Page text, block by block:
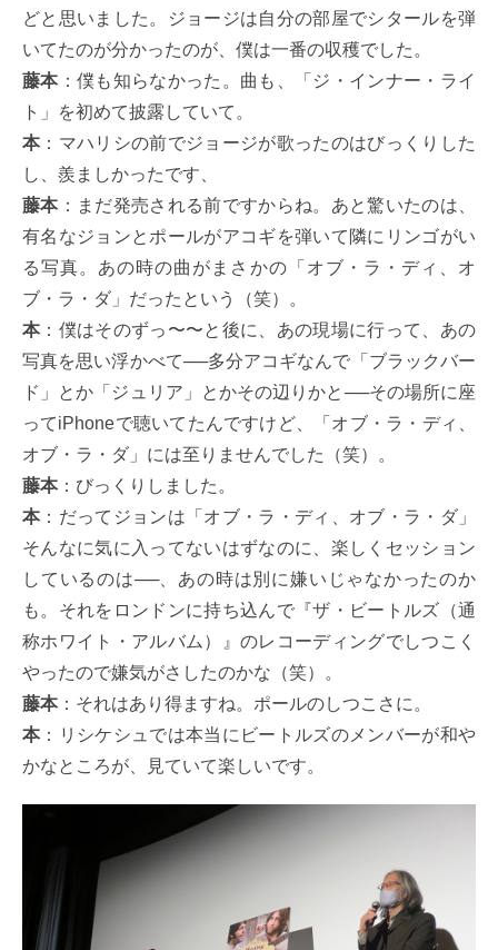
どと思いました。ジョージは自分の部屋でシタールを弾
いてたのが分かったのが、僕は一番の収穫でした。
藤本：僕も知らなかった。曲も、「ジ・インナー・ライ
ト」を初めて披露していて。
本：マハリシの前でジョージが歌ったのはびっくりした
し、羨ましかったです、
藤本：まだ発売される前ですからね。あと驚いたのは、
有名なジョンとポールがアコギを弾いて隣にリンゴがい
る写真。あの時の曲がまさかの「オブ・ラ・ディ、オ
ブ・ラ・ダ」だったという（笑）。
本：僕はそのずっ〜〜と後に、あの現場に行って、あの
写真を思い浮かべて──多分アコギなんで「ブラックバー
ド」とか「ジュリア」とかその辺りかと──その場所に座
ってiPhoneで聴いてたんですけど、「オブ・ラ・ディ、
オブ・ラ・ダ」には至りませんでした（笑）。
藤本：びっくりしました。
本：だってジョンは「オブ・ラ・ディ、オブ・ラ・ダ」
そんなに気に入ってないはずなのに、楽しくセッション
しているのは──、あの時は別に嫌いじゃなかったのか
も。それをロンドンに持ち込んで『ザ・ビートルズ（通
称ホワイト・アルバム）』のレコーディングでしつこく
やったので嫌気がさしたのかな（笑）。
藤本：それはあり得ますね。ポールのしつこさに。
本：リシケシュでは本当にビートルズのメンバーが和や
かなところが、見ていて楽しいです。